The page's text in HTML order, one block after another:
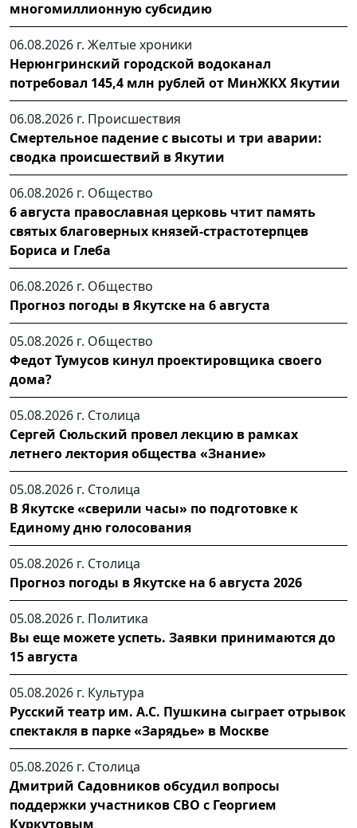
многомиллионную субсидию
06.08.2026 г. Желтые хроники
Нерюнгринский городской водоканал
потребовал 145,4 млн рублей от МинЖКХ Якутии
06.08.2026 г. Происшествия
Смертельное падение с высоты и три аварии:
сводка происшествий в Якутии
06.08.2026 г. Общество
6 августа православная церковь чтит память
святых благоверных князей-страстотерпцев
Бориса и Глеба
06.08.2026 г. Общество
Прогноз погоды в Якутске на 6 августа
05.08.2026 г. Общество
Федот Тумусов кинул проектировщика своего
дома?
05.08.2026 г. Столица
Сергей Сюльский провел лекцию в рамках
летнего лектория общества «Знание»
05.08.2026 г. Столица
В Якутске «сверили часы» по подготовке к
Единому дню голосования
05.08.2026 г. Столица
Прогноз погоды в Якутске на 6 августа 2026
05.08.2026 г. Политика
Вы еще можете успеть. Заявки принимаются до
15 августа
05.08.2026 г. Культура
Русский театр им. А.С. Пушкина сыграет отрывок
спектакля в парке «Зарядье» в Москве
05.08.2026 г. Столица
Дмитрий Садовников обсудил вопросы
поддержки участников СВО с Георгием
Куркутовым